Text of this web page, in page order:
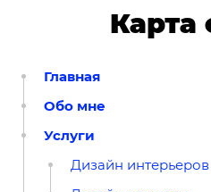
Карта
Главная
Обо мне
Услуги
Дизайн интерьеров